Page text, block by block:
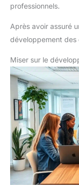
intuitive, de
professionnels.
Après avoir assuré
développement des
Miser sur le